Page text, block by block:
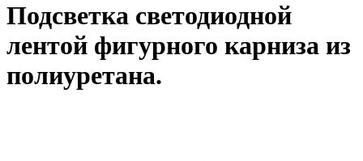
Подсветка светодиодной
лентой фигурного карниза из
полиуретана.